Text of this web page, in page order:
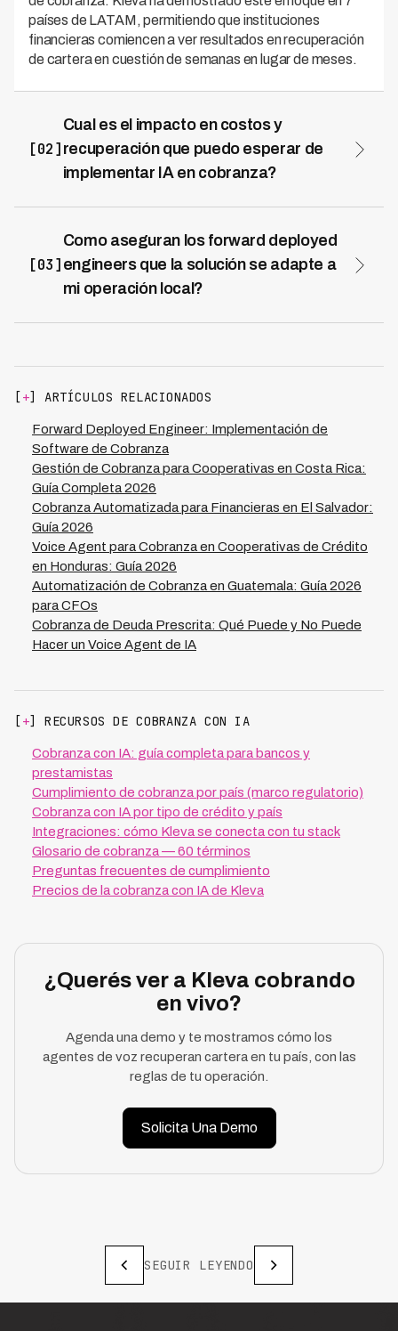
países de LATAM, permitiendo que instituciones
financieras comiencen a ver resultados en recuperación
de cartera en cuestión de semanas en lugar de meses.
[02]
Cual es el impacto en costos y
recuperación que puedo esperar de
implementar IA en cobranza?
experimentan reducciones de hasta 70% en costos
operativos mientras mejoran significativamente sus
métricas de recuperación. Con Kleva, nuestros clientes
alcanzan tasas de recuperación de 73%, combinando la
recuperación—convierte la implementación de IA en una
decisión de ROI inmediato para las áreas de cobranza.
[03]
Como aseguran los forward deployed
engineers que la solución se adapte a
mi operación local?
procesos, políticas y dinámicas locales de cobranza.
Esto es crítico en LATAM donde cada país y región tiene
regulaciones y comportamientos de deudores distintos,
y es exactamente por eso que Kleva opera en 7 países
de la región con equipos locales embebidos. El modelo
garantiza que no solo implementas tecnología, sino que
la adaptas continuamente basándote en datos reales de
tu cartera, asegurando que la tasa de recuperación de
73% sea alcanzable en tu contexto específico.
[+] ARTÍCULOS RELACIONADOS
Forward Deployed Engineer: Implementación de
Software de Cobranza
Gestión de Cobranza para Cooperativas en Costa Rica:
Guía Completa 2026
Cobranza Automatizada para Financieras en El Salvador:
Guía 2026
Voice Agent para Cobranza en Cooperativas de Crédito
en Honduras: Guía 2026
Automatización de Cobranza en Guatemala: Guía 2026
para CFOs
Cobranza de Deuda Prescrita: Qué Puede y No Puede
Hacer un Voice Agent de IA
[+] RECURSOS DE COBRANZA CON IA
Cobranza con IA: guía completa para bancos y
prestamistas
Cumplimiento de cobranza por país (marco regulatorio)
Cobranza con IA por tipo de crédito y país
Integraciones: cómo Kleva se conecta con tu stack
Glosario de cobranza — 60 términos
Preguntas frecuentes de cumplimiento
Precios de la cobranza con IA de Kleva
¿Querés ver a Kleva cobrando
en vivo?
Agenda una demo y te mostramos cómo los
agentes de voz recuperan cartera en tu país, con las
reglas de tu operación.
Solicita Una Demo
SEGUIR LEYENDO